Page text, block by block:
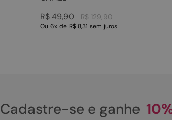
R$ 129,90
R$ 49,90
Ou 6x de R$ 8,31 sem juros
Cadastre-se e ganhe